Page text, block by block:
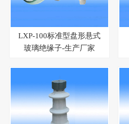
LXP-100标准型盘形悬式
玻璃绝缘子-生产厂家